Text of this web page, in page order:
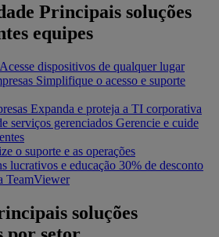
Principais soluções
equipes
Acesse dispositivos de qualquer lugar
Simplifique o acesso e suporte
Expanda e proteja a TI corporativa
serviços gerenciados Gerencie e cuide
o suporte e as operações
lucrativos e educação 30% de desconto
TeamViewer
soluções